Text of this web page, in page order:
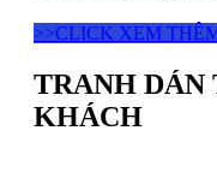
>>CLICK XEM
TRANH DÁN
KHÁCH